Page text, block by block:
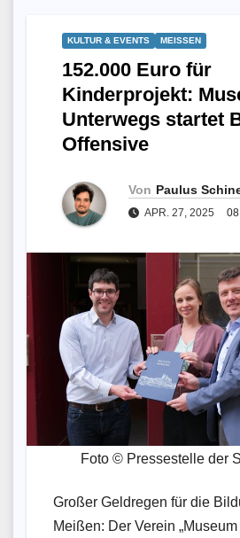
KULTUR & EVENTS MEISSEN
152.000 Euro für
Kinderprojekt:
Unterwegs startet
Offensive
Von Paulus
APR. 27, 2025
Foto © Pressestelle der
Großer Geldregen für die
Meißen: Der Verein